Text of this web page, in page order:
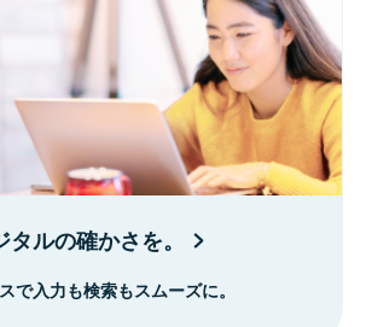
ルの確かさを。
で入力も検索もスムーズに。